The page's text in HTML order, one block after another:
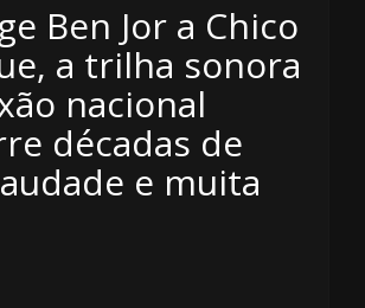
Ben Jor a Chico
a trilha sonora
nacional
décadas de
e muita